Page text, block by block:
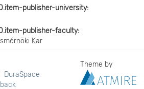
publisher-university
publisher-faculty
Kar
DuraSpace
Theme by